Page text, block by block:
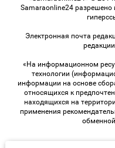
Samaraonline24 разрешено
Электронная почта
«На информационном
технологии
информации на основе
относящихся к
находящихся на
применения